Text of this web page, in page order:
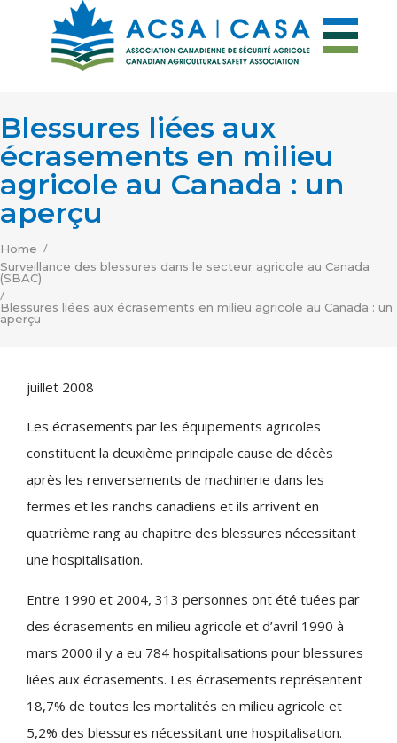
Blessures liées aux
écrasements en milieu
agricole au Canada : un
aperçu
Home /
Surveillance des blessures dans le secteur agricole au Canada
(SBAC)
/
Blessures liées aux écrasements en milieu agricole au Canada : un
aperçu
juillet 2008
Les écrasements par les équipements agricoles
constituent la deuxième principale cause de décès
après les renversements de machinerie dans les
fermes et les ranchs canadiens et ils arrivent en
quatrième rang au chapitre des blessures nécessitant
une hospitalisation.
Entre 1990 et 2004, 313 personnes ont été tuées par
des écrasements en milieu agricole et d’avril 1990 à
mars 2000 il y a eu 784 hospitalisations pour blessures
liées aux écrasements. Les écrasements représentent
18,7% de toutes les mortalités en milieu agricole et
5,2% des blessures nécessitant une hospitalisation.